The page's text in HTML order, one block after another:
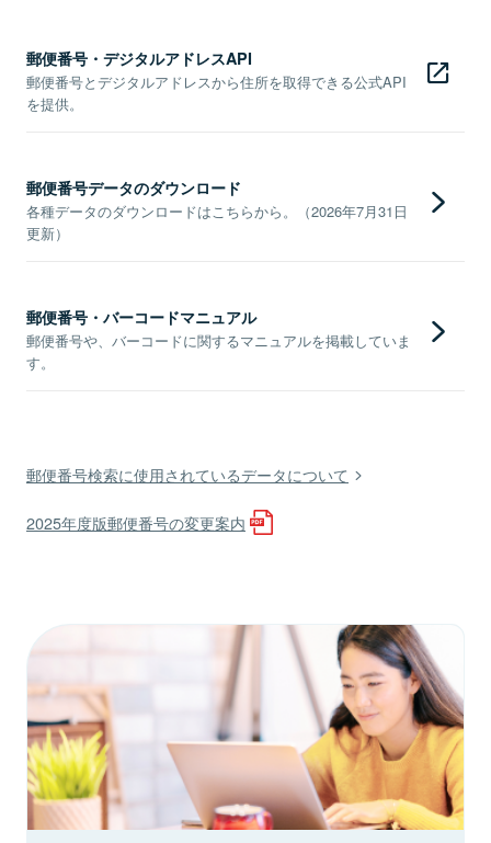
郵便番号・デジタルアドレスAPI
郵便番号とデジタルアドレスから住所を取得できる公式API
を提供。
郵便番号データのダウンロード
各種データのダウンロードはこちらから。（2026年7月31日
更新）
郵便番号・バーコードマニュアル
郵便番号や、バーコードに関するマニュアルを掲載していま
す。
郵便番号検索に使用されているデータについて
2025年度版郵便番号の変更案内